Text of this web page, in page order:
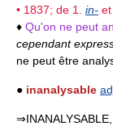
• 1837; de 1. in- et
♦ Qu'on ne peut
cependant
ne peut être
● inanalysable
⇒INANALYSABLE,